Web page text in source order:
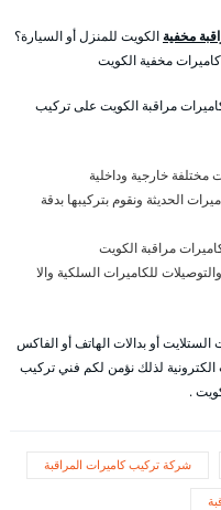
مخفية الكويت للمنزل أو السيارة؟
مخفية الكويت
مراقبة الكويت على تركيب
خارجية وداخلية
الحديثة ونقوم بتركيبها بدقة
مراقبة الكويت
للكاميرات السلكية والا
أو بدالات الهاتف أو الفاكس
الكترونية لذلك نؤمن لكم فني تركيب
.
شركة تركيب كاميرات المراقبة